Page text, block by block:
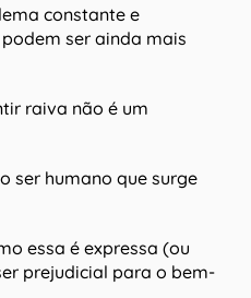
constante e
ser ainda mais
raiva não é um
ser humano que surge
essa é expressa (ou
prejudicial para o bem-